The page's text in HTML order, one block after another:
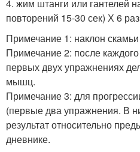
4. жим штанги или гантелей
повторений 15-30 сек) Х 6
Примечание 1: наклон
Примечание 2: после
первых двух упражнениях
мышц.
Примечание 3: для
(первые два упражнения. В
результат относительно
дневнике.